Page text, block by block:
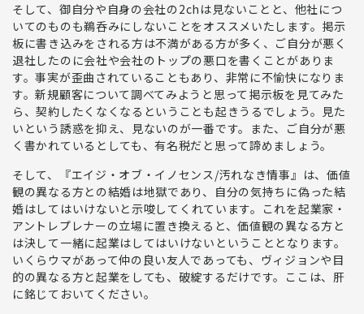
そして、 御自分や自身の会社の2chは見ないことと、他社につ
いてのものも鵜呑みにしないことをオススメ いたします。掲示
板に書き込みをされる方は不満がある方が多く、ご自分が悪く
退社したのに会社や会社のトップの悪口を書くことがありま
す。事実が歪曲されていることもあり、非常に不愉快になりま
す。新規顧客について調べてみようと思って掲示板を見てみた
ら、契約したくなくなるということも起きうるでしょう。 見た
いという誘惑を抑え、見ないのが一番です。また、ご自分が悪
く書かれているとしても、有名税だと思って諦めましょう。
そして、『エイジ・オブ・イノセンス/汚れなき情事』は、 価値
観の異なる方との結婚は地獄であり、自分の気持ちに偽った結
婚はしてはいけないと示唆してくれています。これを起業家・
アントレプレナーの立場に置き換えると、価値観の異なる方と
は決して一緒に起業はしてはいけない ということとなります。
いくらウマがあって仲の良い友人であっても、 ヴィジョンや目
的の異なる方と起業をしても、破綻するだけです。ここは、肝
に銘じておいてください。